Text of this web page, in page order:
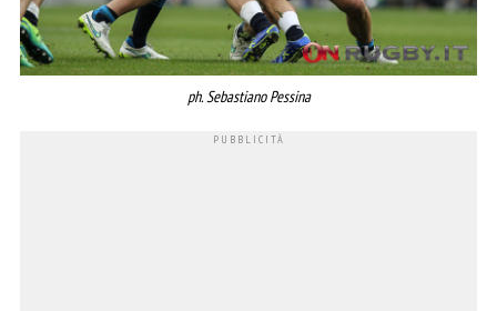
ph. Sebastiano Pessina